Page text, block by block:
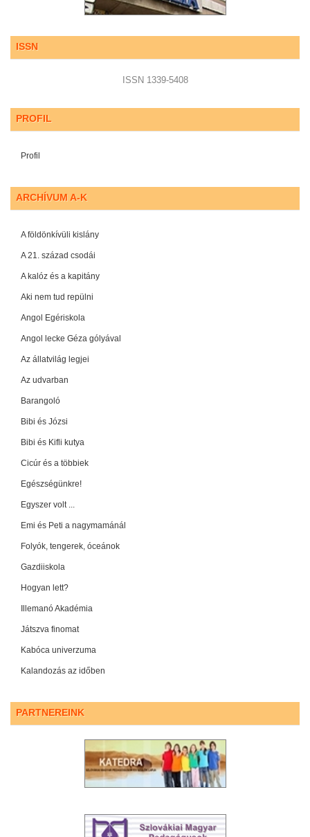
ISSN
ISSN 1339-5408
PROFIL
Profil
ARCHÍVUM A-K
A földönkívüli kislány
A 21. század csodái
A kalóz és a kapitány
Aki nem tud repülni
Angol Egériskola
Angol lecke Géza gólyával
Az állatvilág legjei
Az udvarban
Barangoló
Bibi és Józsi
Bibi és Kifli kutya
Cicúr és a többiek
Egészségünkre!
Egyszer volt ...
Emi és Peti a nagymamánál
Folyók, tengerek, óceánok
Gazdiiskola
Hogyan lett?
Illemanó Akadémia
Játszva finomat
Kabóca univerzuma
Kalandozás az időben
PARTNEREINK